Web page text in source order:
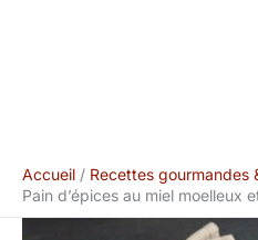
Accueil
Recettes gourmandes
Pain d’épices au miel moelleux